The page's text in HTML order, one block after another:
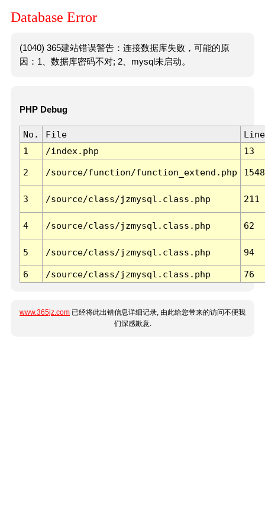
Database Error
(1040) 365建站错误警告：连接数据库失败，可能的原
因：1、数据库密码不对; 2、mysql未启动。
PHP Debug
No. File
Line
1
/index.php 13
2 /source/function/function_extend.php 1548
3 /source/class/jzmysql.class.php 211
4 /source/class/jzmysql.class.php 62
5 /source/class/jzmysql.class.php 94
6 /source/class/jzmysql.class.php 76
www.365jz.com 已经将此出错信息详细记录, 由此给您带来的访问不便我
们深感歉意.